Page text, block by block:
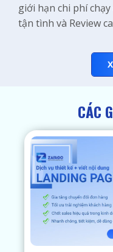
giới hạn chi phí
tận tình và Review
CÁC